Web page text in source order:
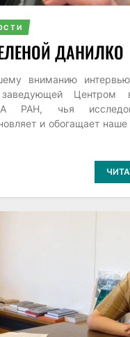
ДАНИЛКО
вниманию
Центром
РАН, чья
и обогащает